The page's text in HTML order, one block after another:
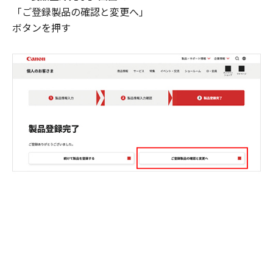
「ご登録製品の確認と変更へ」
ボタンを押す